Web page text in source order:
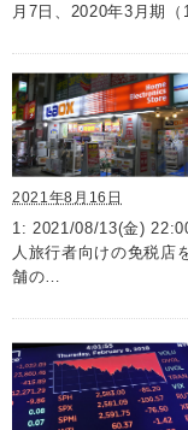
月7日、2020年3月期
2021年8月16日
1: 2021/08/13(金)
人旅行者向けの免税店
舗の…